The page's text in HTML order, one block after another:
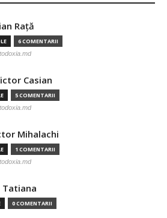
Raţă
6 COMENTARII
Casian
5 COMENTARII
Mihalachi
1 COMENTARII
Tatiana
0 COMENTARII